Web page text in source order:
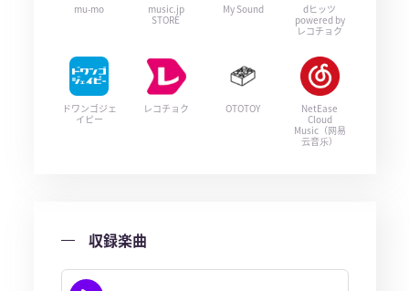
mu-mo
music.jp
STORE
My Sound
dヒッツ
powered by
レコチョク
ドワンゴジェ
イピー
レコチョク OTOTOY
NetEase
Cloud
Music（网易
云音乐）
収録楽曲